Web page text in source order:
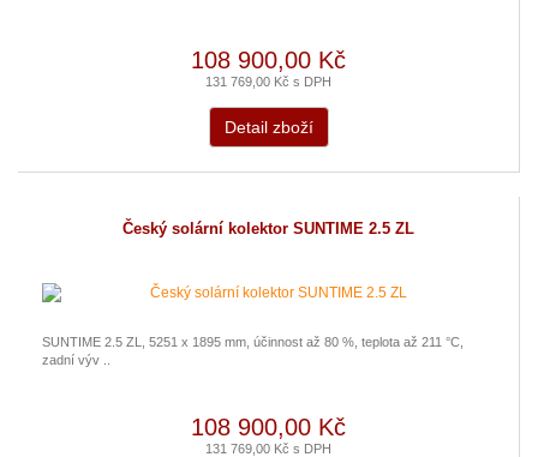
108 900,00 Kč
131 769,00 Kč s DPH
Detail zboží
Český solární kolektor SUNTIME 2.5 ZL
SUNTIME 2.5 ZL, 5251 x 1895 mm, účinnost až 80 %, teplota až 211 °C,
zadní výv ..
108 900,00 Kč
131 769,00 Kč s DPH